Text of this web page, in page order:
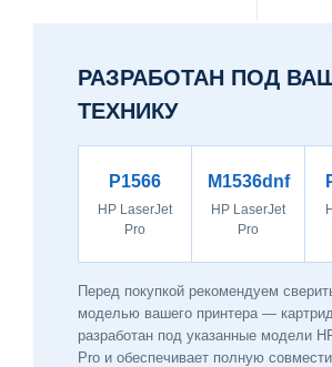
РАЗРАБОТАН ПОД
ТЕХНИКУ
P1566
HP LaserJet
Pro
M1536dnf
HP LaserJet
Pro
Перед покупкой рекомендуем
моделью вашего принтера —
разработан под указанные модели
Pro и обеспечивает полную